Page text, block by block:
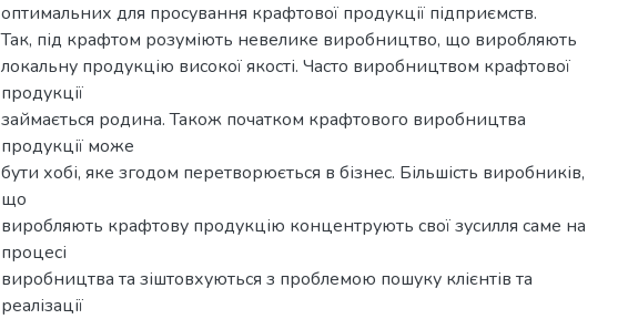
оптимальних для просування крафтової продукції підприємств.
Так, під крафтом розуміють невелике виробництво, що виробляють
локальну продукцію високої якості. Часто виробництвом крафтової
продукції
займається родина. Також початком крафтового виробництва
продукції може
бути хобі, яке згодом перетворюється в бізнес. Більшість виробників,
що
виробляють крафтову продукцію концентрують свої зусилля саме на
процесі
виробництва та зіштовхуються з проблемою пошуку клієнтів та
реалізації